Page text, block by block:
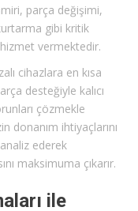
parça değişimi,
gibi kritik
vermektedir.
cihazlara en kısa
desteğiyle kalıcı
çözmekle
donanım ihtiyaçlarını
ederek
maksimuma çıkarır.
ile